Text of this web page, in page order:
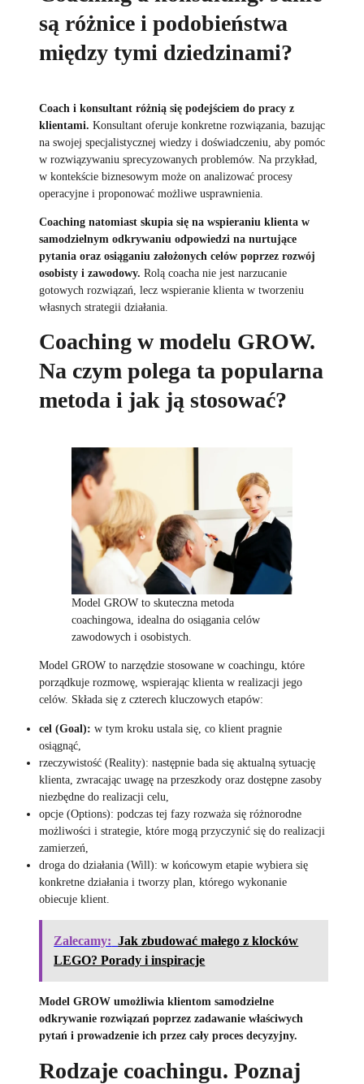
są różnice i podobieństwa
między tymi dziedzinami?
Coach i konsultant różnią się podejściem do pracy z
klientami. Konsultant oferuje konkretne rozwiązania, bazując
na swojej specjalistycznej wiedzy i doświadczeniu, aby pomóc
w rozwiązywaniu sprecyzowanych problemów. Na przykład,
w kontekście biznesowym może on analizować procesy
operacyjne i proponować możliwe usprawnienia.
Coaching natomiast skupia się na wspieraniu klienta w
samodzielnym odkrywaniu odpowiedzi na nurtujące
pytania oraz osiąganiu założonych celów poprzez rozwój
osobisty i zawodowy. Rolą coacha nie jest narzucanie
gotowych rozwiązań, lecz wspieranie klienta w tworzeniu
własnych strategii działania.
Coaching w modelu GROW.
Na czym polega ta popularna
metoda i jak ją stosować?
Model GROW to skuteczna metoda
coachingowa, idealna do osiągania celów
zawodowych i osobistych.
Model GROW to narzędzie stosowane w coachingu, które
porządkuje rozmowę, wspierając klienta w realizacji jego
celów. Składa się z czterech kluczowych etapów:
cel (Goal): w tym kroku ustala się, co klient pragnie
osiągnąć,
rzeczywistość (Reality): następnie bada się aktualną sytuację
klienta, zwracając uwagę na przeszkody oraz dostępne zasoby
niezbędne do realizacji celu,
opcje (Options): podczas tej fazy rozważa się różnorodne
możliwości i strategie, które mogą przyczynić się do realizacji
zamierzeń,
droga do działania (Will): w końcowym etapie wybiera się
konkretne działania i tworzy plan, którego wykonanie
obiecuje klient.
Zalecamy: Jak zbudować małego z klocków
LEGO? Porady i inspiracje
Model GROW umożliwia klientom samodzielne
odkrywanie rozwiązań poprzez zadawanie właściwych
pytań i prowadzenie ich przez cały proces decyzyjny.
Rodzaje coachingu. Poznaj